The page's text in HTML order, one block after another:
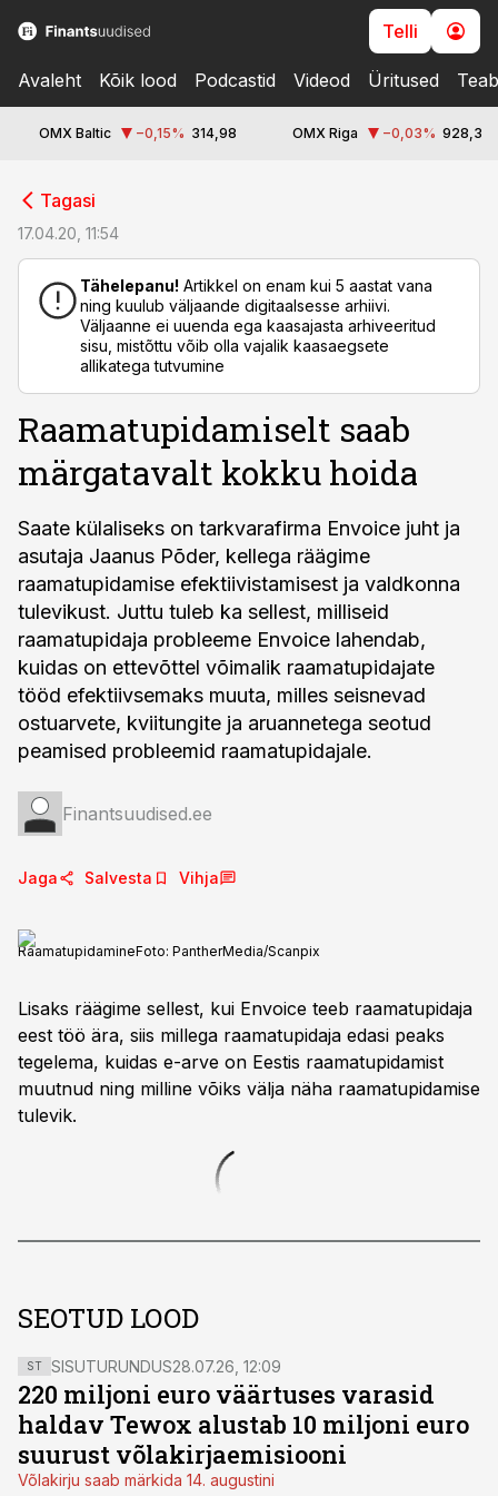
Telli
Avaleht Kõik lood Podcastid Videod Üritused
OMX Baltic −0,15% 314,98 OMX Riga −0,03% 928,3
Tagasi
17.04.20, 11:54
Tähelepanu! Artikkel on enam kui 5 aastat vana
ning kuulub väljaande digitaalsesse arhiivi.
Väljaanne ei uuenda ega kaasajasta arhiveeritud
sisu, mistõttu võib olla vajalik kaasaegsete
allikatega tutvumine
Raamatupidamiselt saab
märgatavalt kokku hoida
Saate külaliseks on tarkvarafirma Envoice juht ja
asutaja Jaanus Põder, kellega räägime
raamatupidamise efektiivistamisest ja valdkonna
tulevikust. Juttu tuleb ka sellest, milliseid
raamatupidaja probleeme Envoice lahendab,
kuidas on ettevõttel võimalik raamatupidajate
tööd efektiivsemaks muuta, milles seisnevad
ostuarvete, kviitungite ja aruannetega seotud
peamised probleemid raamatupidajale.
Finantsuudised.ee
Jaga Salvesta Vihja
RaamatupidamineFoto: PantherMedia/Scanpix
Lisaks räägime sellest, kui Envoice teeb raamatupidaja
eest töö ära, siis millega raamatupidaja edasi peaks
tegelema, kuidas e-arve on Eestis raamatupidamist
muutnud ning milline võiks välja näha raamatupidamise
tulevik.
SEOTUD LOOD
ST SISUTURUNDUS28.07.26, 12:09
220 miljoni euro väärtuses varasid
haldav Tewox alustab 10 miljoni euro
suurust võlakirjaemisiooni
Võlakirju saab märkida 14. augustini